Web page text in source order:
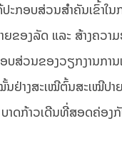
ກອບສ່ວນສຳຄັນເຂົ້າໃນ
ຂອງລັດ ແລະ ສ້າງຄ
ບສ່ວນຂອງວຽກງານກ
ຢ່າງສະເໝີຕົ້ນສະເໝີປ
າດກ້າວເດີນທີ່ສອດຄ່ອງ